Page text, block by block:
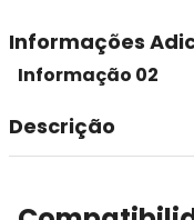
Informações
Informação 02
Descrição